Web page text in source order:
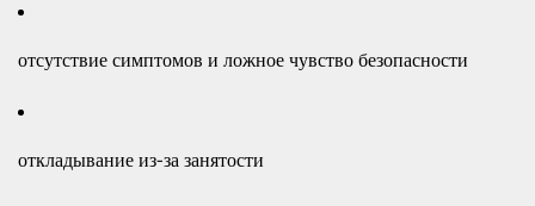
отсутствие симптомов и ложное чувство безопасности
откладывание из-за занятости